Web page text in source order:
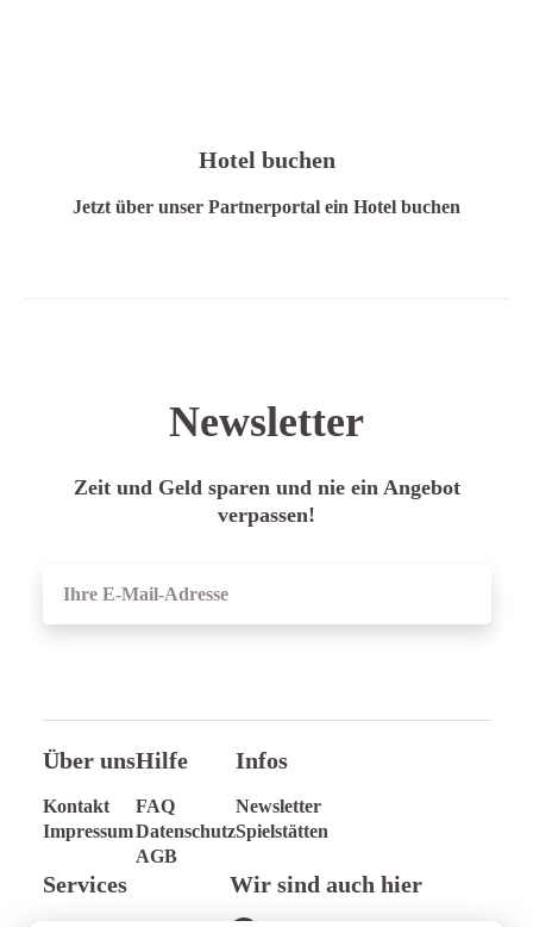
Hotel buchen
Jetzt über unser Partnerportal ein Hotel buchen
Newsletter
Zeit und Geld sparen und nie ein Angebot
verpassen!
Über uns
Kontakt
Impressum
Hilfe
FAQ
Datenschutz
AGB
Infos
Newsletter
Spielstätten
Services Wir sind auch hier